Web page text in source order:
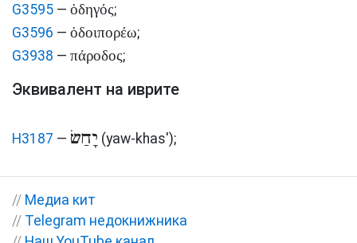
G3595 — ὁδηγός;
G3596 — ὁδοιπορέω;
G3938 — πάροδος;
Эквивалент на иврите
H3187 — יָחַשׂ (yaw-khas');
// Медиа кит
// Telegram недокнижника